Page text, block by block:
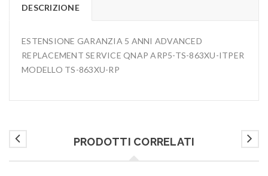
DESCRIZIONE
ESTENSIONE GARANZIA 5 ANNI ADVANCED
REPLACEMENT SERVICE QNAP ARP5-TS-863XU-ITPER
MODELLO TS-863XU-RP
PRODOTTI CORRELATI